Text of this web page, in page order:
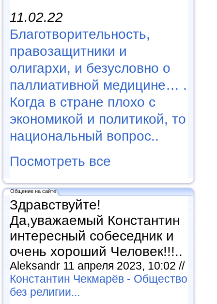
11.02.22
Благотворительность,
правозащитники и
олигархи, и безусловно о
паллиативной медицине… .
Когда в стране плохо с
экономикой и политикой, то
национальный вопрос..
Посмотреть все
Общение на сайте
Здравствуйте!
Да,уважаемый Константин
интересный собеседник и
очень хороший Человек!!!..
Aleksandr 11 апреля 2023, 10:02 //
Константин Чекмарёв - Общество
без религии...